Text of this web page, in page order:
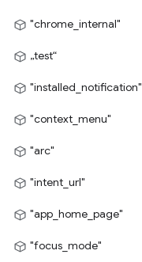
"chrome_internal"
„test“
"installed_notification"
"context_menu"
"arc"
"intent_url"
"app_home_page"
"focus_mode"